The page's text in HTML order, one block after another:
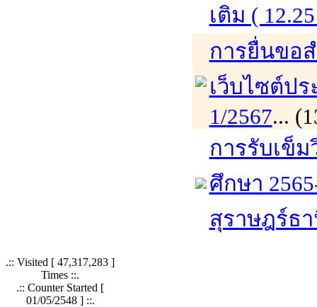
เติม (
การยื่นขอ
เว็บไซต์ป
1/2567...
การรับเข็
ศึกษา
สุราษฎร์ธ
.:: Visited [ 47,317,283 ]
Times ::.
.:: Counter Started [
01/05/2548 ] ::.